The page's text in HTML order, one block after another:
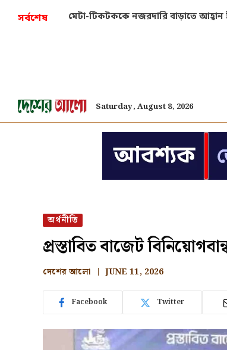
সর্বশেষ মেটা-টিকটককে নজরদারি বাড়াতে
Saturday, August 8, 2026
অর্থনীতি
প্রস্তাবিত বাজেট
দেশের আলো JUNE 11, 2026
Facebook Twitter